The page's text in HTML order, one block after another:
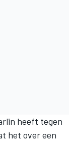
heeft tegen
het over een